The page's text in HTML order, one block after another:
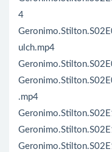
4
ulch.mp4
.mp4